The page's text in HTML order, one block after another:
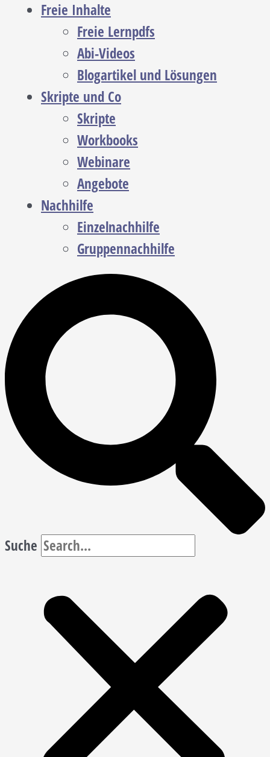
Freie Inhalte
Freie Lernpdfs
Abi-Videos
Blogartikel und Lösungen
Skripte und Co
Skripte
Workbooks
Webinare
Angebote
Nachhilfe
Einzelnachhilfe
Gruppennachhilfe
Suche